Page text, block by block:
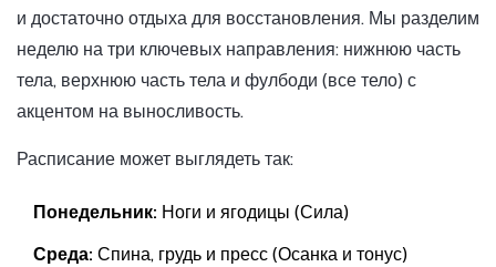
и достаточно отдыха для восстановления. Мы разделим
неделю на три ключевых направления: нижнюю часть
тела, верхнюю часть тела и фулбоди (все тело) с
акцентом на выносливость.
Расписание может выглядеть так:
Понедельник: Ноги и ягодицы (Сила)
Среда: Спина, грудь и пресс (Осанка и тонус)